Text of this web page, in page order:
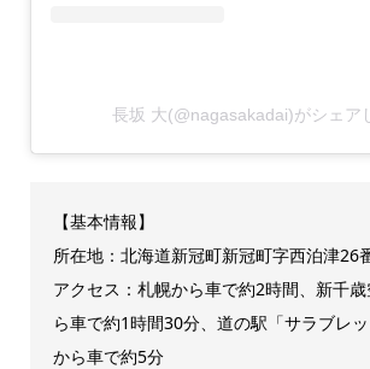
長坂 大(@nagasakadai)がシェア
【基本情報】
所在地：北海道新冠町新冠町字西泊津26
アクセス：札幌から車で約2時間、新千
ら車で約1時間30分、道の駅「サラブレッ
から車で約5分